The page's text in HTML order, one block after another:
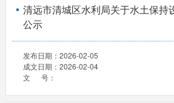
清远市清城区水利局关于水土保持
公示
发布日期： 2026-02-05
成文日期： 2026-02-04
文 号：